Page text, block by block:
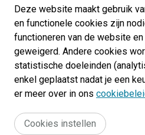
Deze website maakt gebruik
en functionele cookies zijn
functioneren van de website
geweigerd. Andere cookies
statistische doeleinden
enkel geplaatst nadat je een
er meer over in ons
Cookies instellen
Werk mee
Volg ons
War Heritage Institute
Belgium, Battlefield of
War dead register